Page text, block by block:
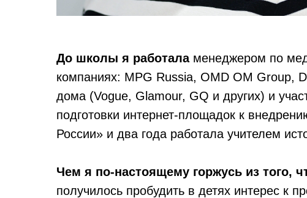
До школы я работаламенеджером по
компаниях: MPG Russia, OMD OM Group,
дома (Vogue, Glamour, GQ и других) и
подготовки интернет-площадок к
России» и два года работала учителем
Чем я по-настоящему горжусь из того,
получилось пробудить в детях интерес к